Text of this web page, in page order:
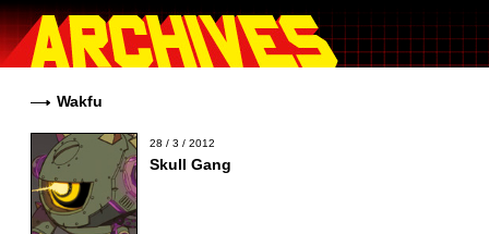
Wakfu
28 / 3 / 2012
Skull Gang